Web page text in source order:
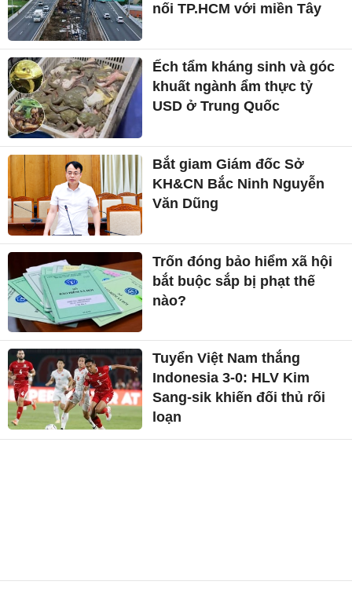
nối TP.HCM với miền Tây
Ếch tẩm kháng sinh và góc
khuất ngành ẩm thực tỷ
USD ở Trung Quốc
Bắt giam Giám đốc Sở
KH&CN Bắc Ninh Nguyễn
Văn Dũng
Trốn đóng bảo hiểm xã hội
bắt buộc sắp bị phạt thế
nào?
Tuyển Việt Nam thắng
Indonesia 3-0: HLV Kim
Sang-sik khiến đối thủ rối
loạn